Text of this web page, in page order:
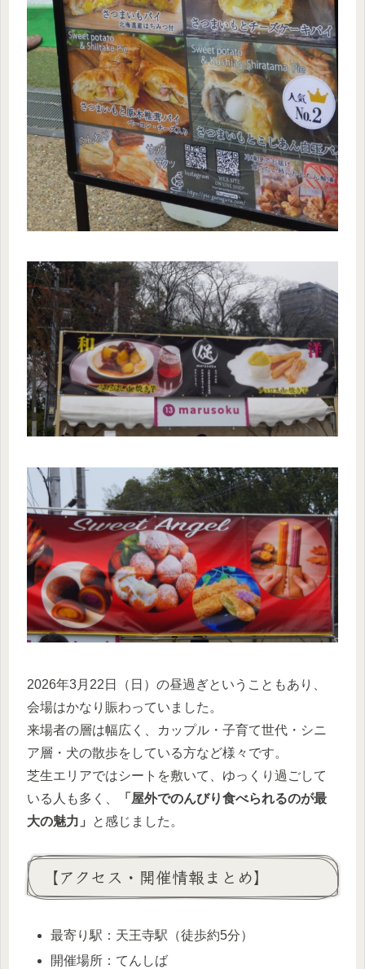
2026年3月22日（日）の昼過ぎということもあり、
会場はかなり賑わっていました。
来場者の層は幅広く、カップル・子育て世代・シニ
ア層・犬の散歩をしている方など様々です。
芝生エリアではシートを敷いて、ゆっくり過ごして
いる人も多く、
「屋外でのんびり食べられるのが最
大の魅力」
と感じました。
【アクセス・開催情報まとめ】
最寄り駅：天王寺駅（徒歩約5分）
開催場所：てんしば